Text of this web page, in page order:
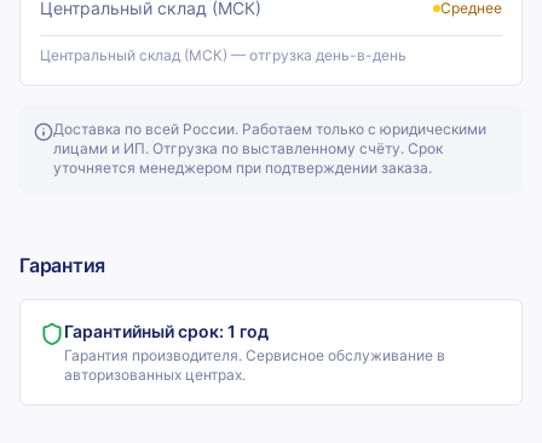
Центральный склад (МСК)
Среднее
Центральный склад (МСК) — отгрузка день-в-день
Доставка по всей России. Работаем только с юридическими
лицами и ИП. Отгрузка по выставленному счёту. Срок
уточняется менеджером при подтверждении заказа.
Гарантия
Гарантийный срок: 1 год
Гарантия производителя. Сервисное обслуживание в
авторизованных центрах.